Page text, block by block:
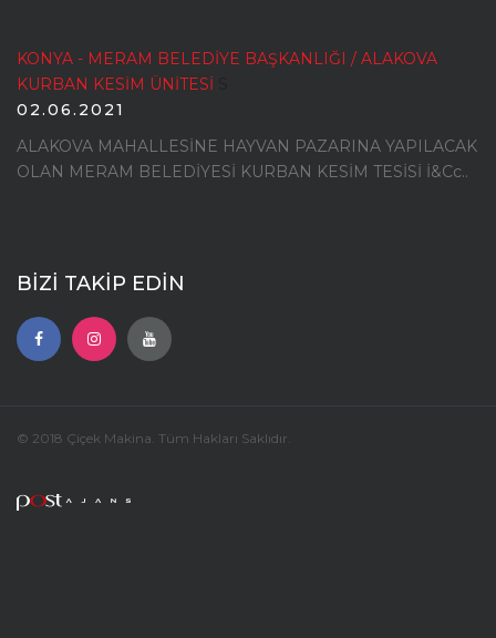
KONYA - MERAM BELEDİYE BAŞKANLIĞI / ALAKOVA
KURBAN KESİM ÜNİTESİ
02.06.2021
ALAKOVA MAHALLESİNE HAYVAN PAZARINA YAPILACAK
OLAN MERAM BELEDİYESİ KURBAN KESİM TESİSİ İ&Cc..
BİZİ TAKİP EDİN
© 2018 Çiçek Makina. Tüm Hakları Saklıdır.